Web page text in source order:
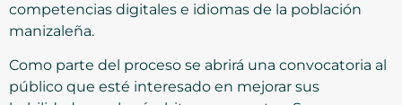
competencias digitales e idiomas de la población
manizaleña.
Como parte del proceso se abrirá una convocatoria al
público que esté interesado en mejorar sus